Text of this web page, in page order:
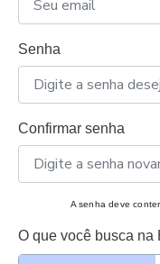
Senha
Confirmar senha
A senha deve
O que você busca na